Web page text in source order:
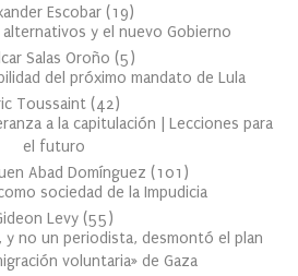
Escobar (19)
alternativos y el nuevo Gobierno
Salas Oroño (5)
del próximo mandato de Lula
Toussaint (42)
a la capitulación | Lecciones para
el futuro
Abad Domínguez (101 )
sociedad de la Impudicia
Levy (55)
y no un periodista, desmontó el plan
voluntaria» de Gaza